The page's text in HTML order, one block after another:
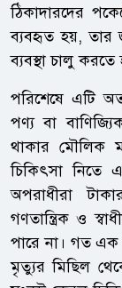
ঠিকাদারদের
ব্যবহৃত হয়, তার
ব্যবস্থা চালু করতে
পরিশেষে এটি
পণ্য বা
থাকার মৌলিক
চিকিৎসা
অপরাধীরা
গণতান্ত্রিক ও
পারে না। গত এক
মৃত্যুর মিছিল